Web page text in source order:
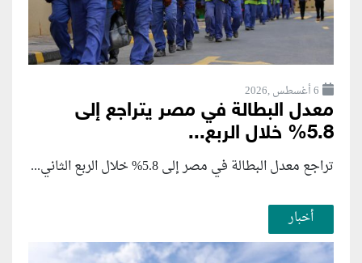
6 أغسطس ,2026
معدل البطالة في مصر يتراجع إلى
5.8% خلال الربع...
تراجع معدل البطالة في مصر إلى 5.8% خلال الربع الثاني...
أخبار